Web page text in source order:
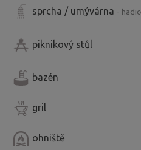
sprcha / umývárna -
piknikový stůl
bazén
gril
ohniště